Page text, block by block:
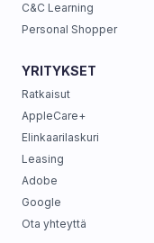
C&C Learning
Personal Shopper
YRITYKSET
Ratkaisut
AppleCare+
Elinkaarilaskuri
Leasing
Adobe
Google
Ota yhteyttä